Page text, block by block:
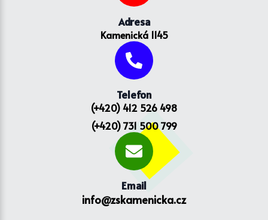
Adresa
Kamenická 1145
Telefon
(+420) 412 526 498
(+420) 731 500 799
Email
info@zskamenicka.cz